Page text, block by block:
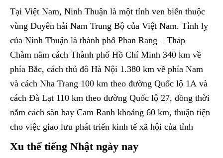
Tại Việt Nam, Ninh Thuận là một tỉnh ven biển thuộc
vùng Duyên hải Nam Trung Bộ của Việt Nam. Tỉnh lỵ
của Ninh Thuận là thành phố Phan Rang – Tháp
Chàm nằm cách Thành phố Hồ Chí Minh 340 km về
phía Bắc, cách thủ đô Hà Nội 1.380 km về phía Nam
và cách Nha Trang 100 km theo đường Quốc lộ 1A và
cách Đà Lạt 110 km theo đường Quốc lộ 27, đồng thời
nằm cách sân bay Cam Ranh khoảng 60 km, thuận tiện
cho việc giao lưu phát triển kinh tế xã hội của tỉnh
Xu thế tiếng Nhật ngày nay